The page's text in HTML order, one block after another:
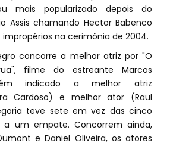
mais popularizado depois do
Assis chamando Hector Babenco
na cerimônia de 2004.
concorre a melhor atriz por "O
filme do estreante Marcos
indicado a melhor atriz
Cardoso) e melhor ator (Raul
teve sete em vez das cinco
a um empate. Concorrem ainda,
e Daniel Oliveira, os atores